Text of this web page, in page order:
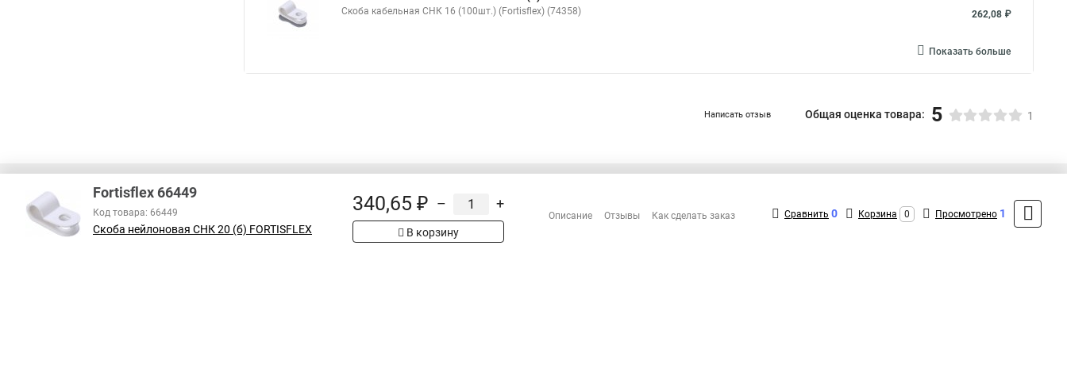
Скоба кабельная СНК 16 (100шт.) (Fortisflex) (74358) 262,08 ₽
Показать больше
Написать отзыв Общая оценка товара: 5 1
В соответствии с пунктом 2 статьи 437 ГК РФ, вся информация о товарах на сайте имеет
Сотрудничество
+7 (495) 432-09-09
MAX: +7 (936) 148-00-15
Fortisflex 66449
Код товара: 66449
Скоба нейлоновая СНК 20 (б) FORTISFLEX
340,65 ₽ – +
В корзину
Описание Отзывы Как сделать заказ Сравнить 0 Корзина 0 Просмотрено 1